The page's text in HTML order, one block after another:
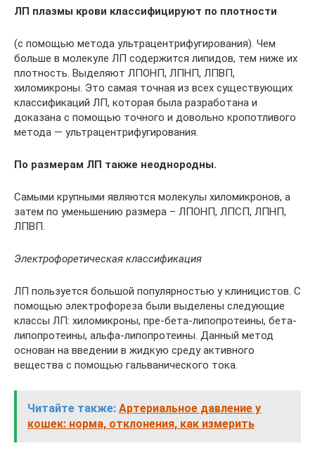
ЛП плазмы крови классифицируют по плотности
(с помощью метода ультрацентрифугирования). Чем
больше в молекуле ЛП содержится липидов, тем ниже их
плотность. Выделяют ЛПОНП, ЛПНП, ЛПВП,
хиломикроны. Это самая точная из всех существующих
классификаций ЛП, которая была разработана и
доказана с помощью точного и довольно кропотливого
метода — ультрацентрифугирования.
По размерам ЛП также неоднородны.
Самыми крупными являются молекулы хиломикронов, а
затем по уменьшению размера – ЛПОНП, ЛПСП, ЛПНП,
ЛПВП.
Электрофоретическая классификация
ЛП пользуется большой популярностью у клиницистов. С
помощью электрофореза были выделены следующие
классы ЛП: хиломикроны, пре-бета-липопротеины, бета-
липопротеины, альфа-липопротеины. Данный метод
основан на введении в жидкую среду активного
вещества с помощью гальванического тока.
Читайте также: Артериальное давление у
кошек: норма, отклонения, как измерить